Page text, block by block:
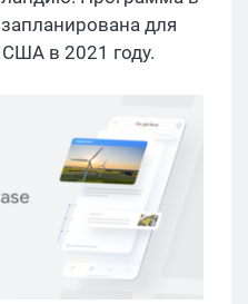
для
в 2021 году.